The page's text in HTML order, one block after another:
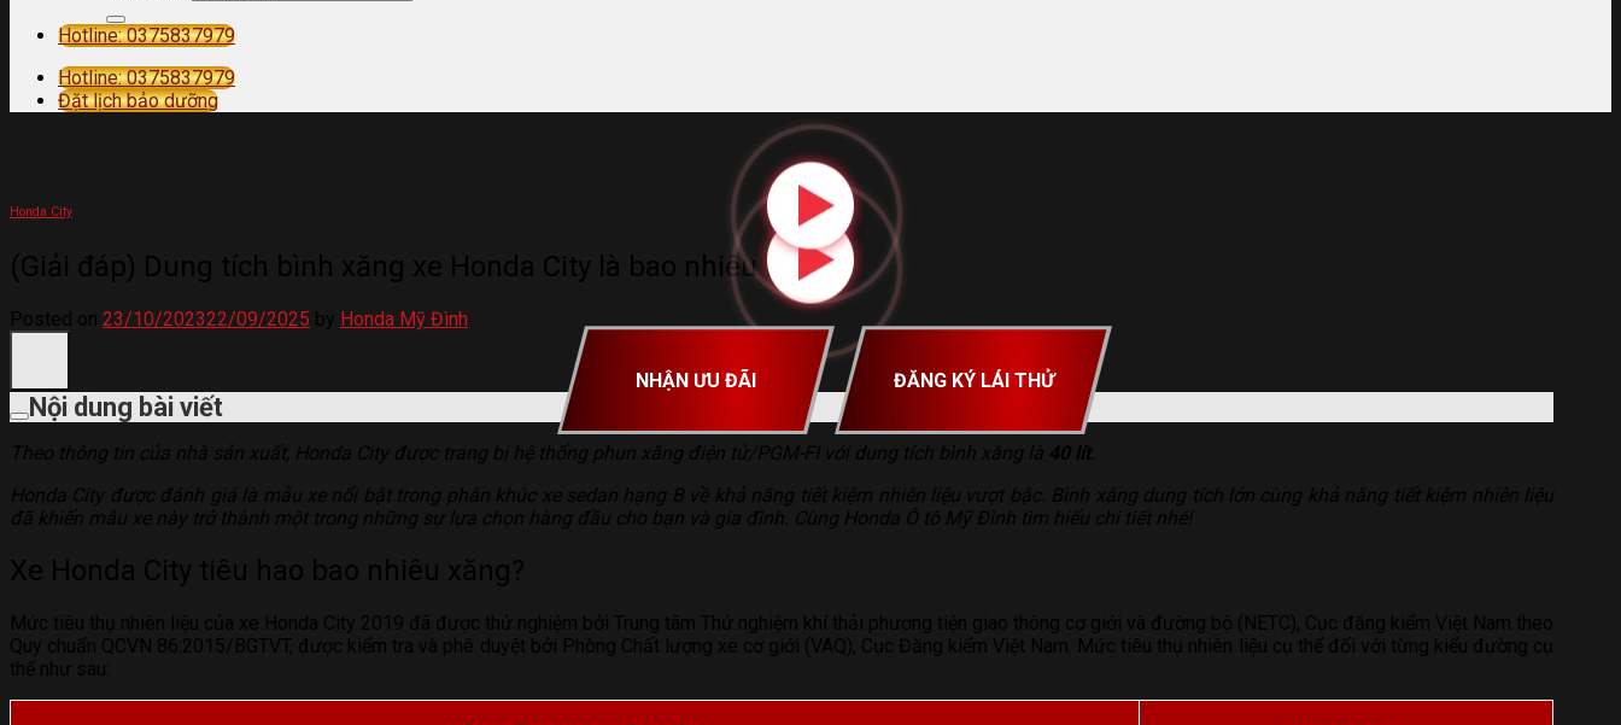
Hotline: 0375837979
Hotline: 0375837979
Đặt lịch bảo dưỡng
Honda City
(Giải đáp) Dung tích bình xăng xe Honda City là bao nhiêu lít?
23/10/202322/09/2025 Honda Mỹ Đình
Nội dung bài viết
NHẬN ƯU ĐÃI ĐĂNG KÝ LÁI THỬ